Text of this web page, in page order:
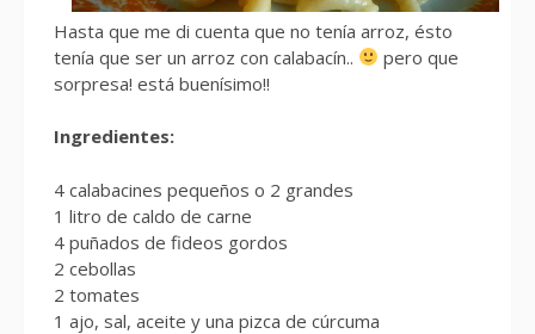
Hasta que me di cuenta que no tenía arroz, ésto
tenía que ser un arroz con calabacín..
pero que
sorpresa! está buenísimo!!
Ingredientes:
4 calabacines pequeños o 2 grandes
1 litro de caldo de carne
4 puñados de fideos gordos
2 cebollas
2 tomates
1 ajo, sal, aceite y una pizca de cúrcuma